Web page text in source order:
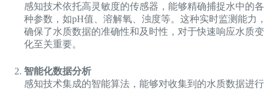
感知技术依托高灵敏度的传感器，能够精确捕捉水中的各
种参数，如pH值、溶解氧、浊度等。这种实时监测能力，
确保了水质数据的准确性和及时性，对于快速响应水质变
化至关重要。
智能化数据分析
感知技术集成的智能算法，能够对收集到的水质数据进行